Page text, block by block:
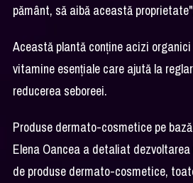
pământ, să aibă această
Această plantă conține acizi
vitamine esențiale care ajută la
reducerea seboreei.
Produse dermato-cosmetice pe
Elena Oancea a detaliat
de produse dermato-cosmetice,